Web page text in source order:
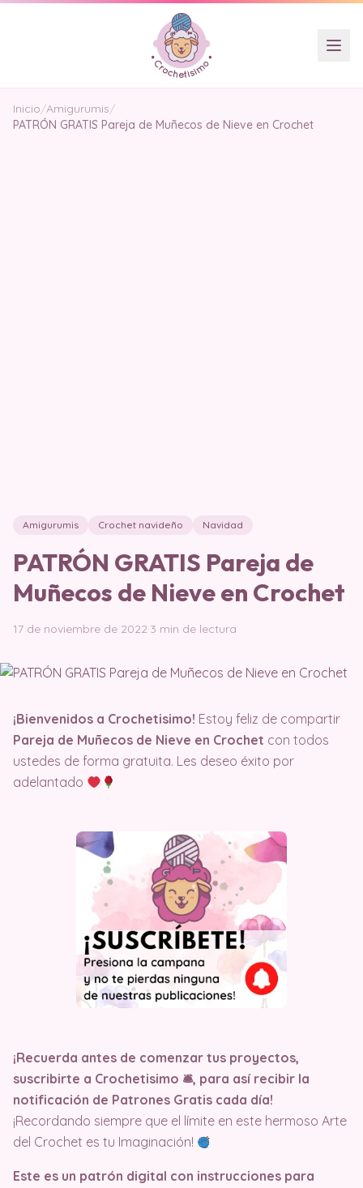
Inicio/Amigurumis/
PATRÓN GRATIS Pareja de Muñecos de Nieve en Crochet
Amigurumis Crochet navideño Navidad
PATRÓN GRATIS Pareja de
Muñecos de Nieve en Crochet
17 de noviembre de 2022·3 min de lectura
¡Bienvenidos a Crochetisimo! Estoy feliz de compartir
Pareja de Muñecos de Nieve en Crochet con todos
ustedes de forma gratuita. Les deseo éxito por
adelantado
¡Recuerda antes de comenzar tus proyectos,
suscribirte a Crochetisimo 🛎, para así recibir la
notificación de Patrones Gratis cada día!
¡Recordando siempre que el límite en este hermoso Arte
del Crochet es tu Imaginación!
Este es un patrón digital con instrucciones para